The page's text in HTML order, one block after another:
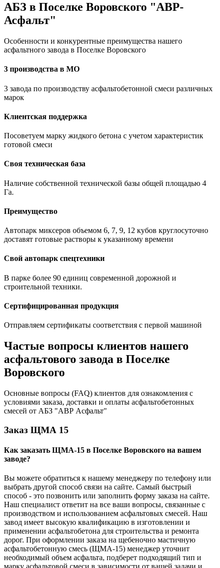
АБЗ в Поселке Воровского "АВР-
Асфальт"
Особенности и конкурентные преимущества нашего
асфальтного завода в Поселке Воровского
3 производства в МО
3 завода по производству асфальтобетонной смеси различных
марок
Клиентская поддержка
Посоветуем марку жидкого бетона с учетом характеристик
готовой смеси
Своя техническая база
Наличие собственной технической базы общей площадью 4
Га.
Преимущество
Автопарк миксеров объемом 6, 7, 9, 12 кубов круглосуточно
доставят готовые растворы к указанному времени
Свой автопарк спецтехники
В парке более 90 единиц современной дорожной и
строительной техники.
Сертифицированная продукция
Отправляем сертификаты соответствия с первой машиной
Частые вопросы клиентов нашего
асфальтового завода в Поселке
Воровского
Основные вопросы (FAQ) клиентов для ознакомления с
условиями заказа, доставки и оплаты асфальтобетонных
смесей от АБЗ "АВР Асфальт"
Заказ ЩМА 15
Как заказать ЩМА-15 в Поселке Воровского на вашем
заводе?
Вы можете обратиться к нашему менеджеру по телефону или
выбрать другой способ связи на сайте. Самый быстрый
способ - это позвонить или заполнить форму заказа на сайте.
Наш специалист ответит на все ваши вопросы, связанные с
производством и использованием асфальтовых смесей. Наш
завод имеет высокую квалификацию в изготовлении и
применении асфальтобетона для строительства и ремонта
дорог. При оформлении заказа на щебеночно мастичную
асфальтобетонную смесь (ЩМА-15) менеджер уточнит
необходимый объем асфальта, подберет подходящий тип и